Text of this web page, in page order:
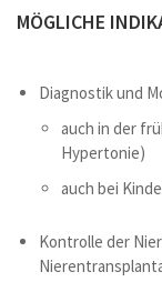
MÖGLICHE
Diagnostik und
auch in der
Hypertonie)
auch bei
Kontrolle der